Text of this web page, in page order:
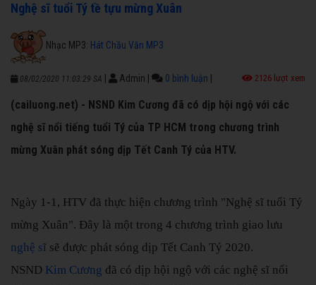
Nghệ sĩ tuổi Tý tề tựu mừng Xuân
Nhạc MP3: Hát Chầu Văn MP3
08/02/2020 11:03:29 SA Admin 0 bình luận 2126 lượt xem
(cailuong.net) - NSND Kim Cương đã có dịp hội ngộ với các
nghệ sĩ nổi tiếng tuổi Tý của TP HCM trong chương trình
mừng Xuân phát sóng dịp Tết Canh Tý của HTV.
Ngày 1-1, HTV đã thực hiện chương trình "Nghệ sĩ tuổi Tý
mừng Xuân". Đây là một trong 4 chương trình giao lưu
nghệ sĩ sẽ được phát sóng dịp Tết Canh Tý 2020.
NSND Kim Cương đã có dịp hội ngộ với các nghệ sĩ nổi